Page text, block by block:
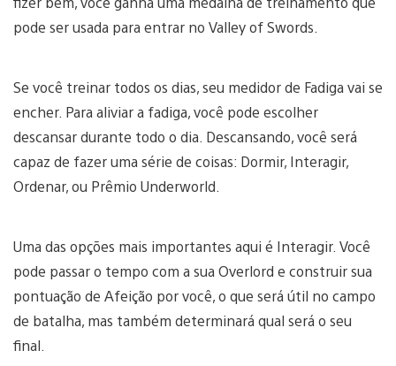
pode ser usada para entrar no Valley of Swords.
Se você treinar todos os dias, seu medidor de Fadiga vai se
encher. Para aliviar a fadiga, você pode escolher
descansar durante todo o dia. Descansando, você será
capaz de fazer uma série de coisas: Dormir, Interagir,
Ordenar, ou Prêmio Underworld.
Uma das opções mais importantes aqui é Interagir. Você
pode passar o tempo com a sua Overlord e construir sua
pontuação de Afeição por você, o que será útil no campo
de batalha, mas também determinará qual será o seu
final.